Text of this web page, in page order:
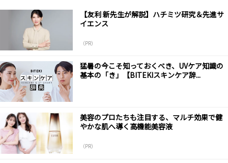
【友利 新先生が解説】ハチミツ研究＆先進サ
イエンス
（PR）
猛暑の今こそ知っておくべき、UVケア知識の
基本の「き」【BITEKIスキンケア辞...
美容のプロたちも注目する、マルチ効果で健
やかな肌へ導く高機能美容液
（PR）